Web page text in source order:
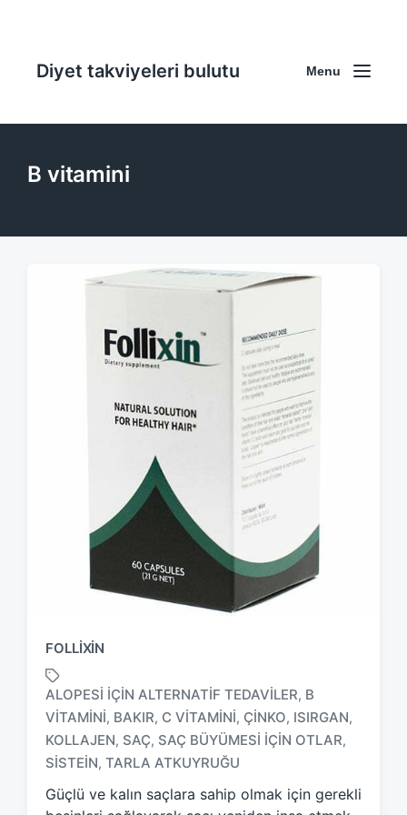
Diyet takviyeleri bulutu Menu
B vitamini
FOLLIXIN
a
g
g
ALOPESI IÇIN ALTERNATIF TEDAVILER, B
VITAMINI, BAKIR, C VITAMINI, ÇINKO, ISIRGAN,
KOLLAJEN, SAÇ, SAÇ BÜYÜMESI IÇIN OTLAR,
SISTEIN, TARLA ATKUYRUĞU
Güçlü ve kalın saçlara sahip olmak için gerekli